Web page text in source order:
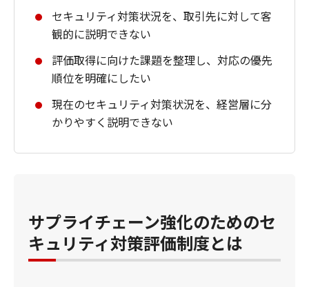
セキュリティ対策状況を、取引先に対して客
観的に説明できない
評価取得に向けた課題を整理し、対応の優先
順位を明確にしたい
現在のセキュリティ対策状況を、経営層に分
かりやすく説明できない
サプライチェーン強化のためのセ
キュリティ対策評価制度とは